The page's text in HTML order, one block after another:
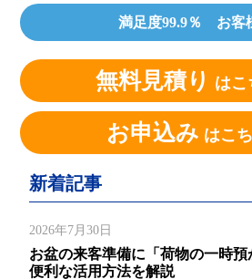
満足度99.9％ お客
無料見積り はこ
お申込み はこ
新着記事
2026年7月30日
お盆の来客準備に「荷物の一時預
便利な活用方法を解説